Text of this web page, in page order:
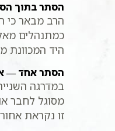
הסתר בתוך
הרב מבאר כי
כמתנהלים
היד המכוונת
הסתר אחד —
במדרגה
מסוגל לחבר
זו נקראת